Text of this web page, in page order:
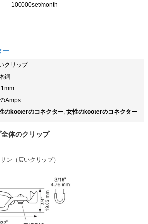
100000set/month
ー
クリップ
銅
Amps
のkooterのコネクター, 女性のkooterのコネクター
体のクリップ
ン（広いクリップ）